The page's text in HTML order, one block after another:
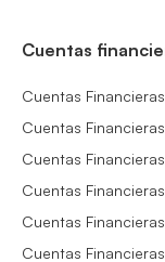
Cuentas
Cuentas
Cuentas
Cuentas
Cuentas
Cuentas
Cuentas